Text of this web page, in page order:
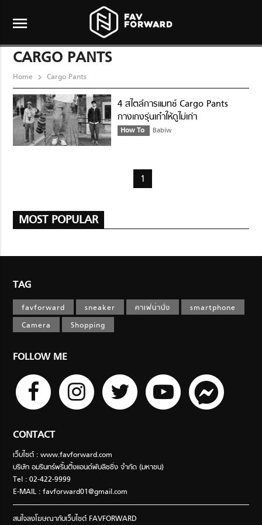
menu
CARGO PANTS
Home Cargo Pants
4 สไตล์การแมทช์ Cargo Pants
กางเกงรุ่นเก๋าให้ดูไม่เก่า
How To Babiw
1
MOST POPULAR
TAG
favforward sneaker คาเฟ่น่านั่ง
smartphone
Camera
Shopping
FOLLOW ME
CONTACT
เว็บไซต์ : www.favforward.com
บริษัท อมรินทร์พริ้นติ้งแอนด์พับลิชชิ่ง จำกัด (มหาชน)
Tel : 02-422-9999
E-MAIL :favforward01@gmail.com
สนใจลงโฆษณากับเว็บไซต์ FAVFORWARD